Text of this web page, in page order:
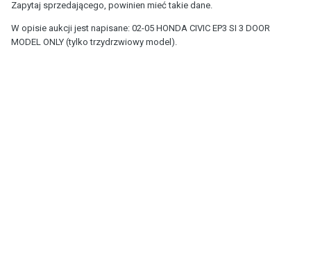
Zapytaj sprzedającego, powinien mieć takie dane.
W opisie aukcji jest napisane: 02-05 HONDA CIVIC EP3 SI 3 DOOR
MODEL ONLY (tylko trzydrzwiowy model).